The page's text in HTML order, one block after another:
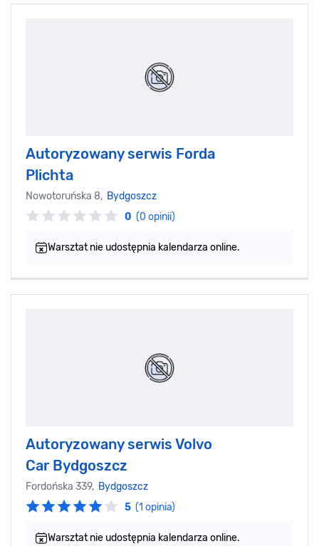
Autoryzowany serwis Forda
Plichta
Nowotoruńska 8, Bydgoszcz
0 (0 opinii)
Warsztat nie udostępnia kalendarza online.
Autoryzowany serwis Volvo
Car Bydgoszcz
Fordońska 339, Bydgoszcz
5 (1 opinia)
Warsztat nie udostępnia kalendarza online.